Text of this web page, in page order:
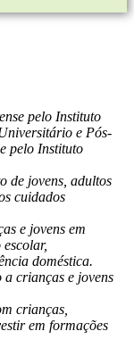
pelo Instituto
e Pós-
pelo Instituto
de jovens, adultos
cuidados
e jovens em
doméstica.
crianças e jovens
crianças,
em formações